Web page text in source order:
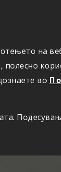
на
полесно
во